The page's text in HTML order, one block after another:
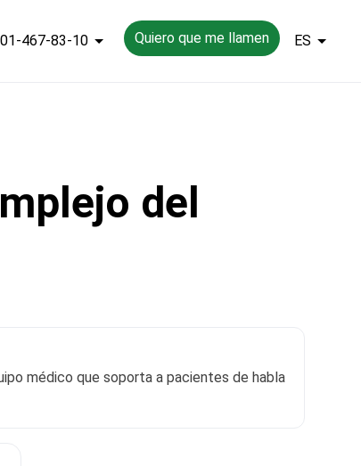
467-83-10 Quiero que me llamen ES
del
médico que soporta a pacientes de habla